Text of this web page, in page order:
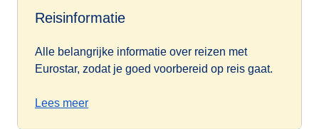
Reisinformatie
Alle belangrijke informatie over reizen met
Eurostar, zodat je goed voorbereid op reis gaat.
Lees meer